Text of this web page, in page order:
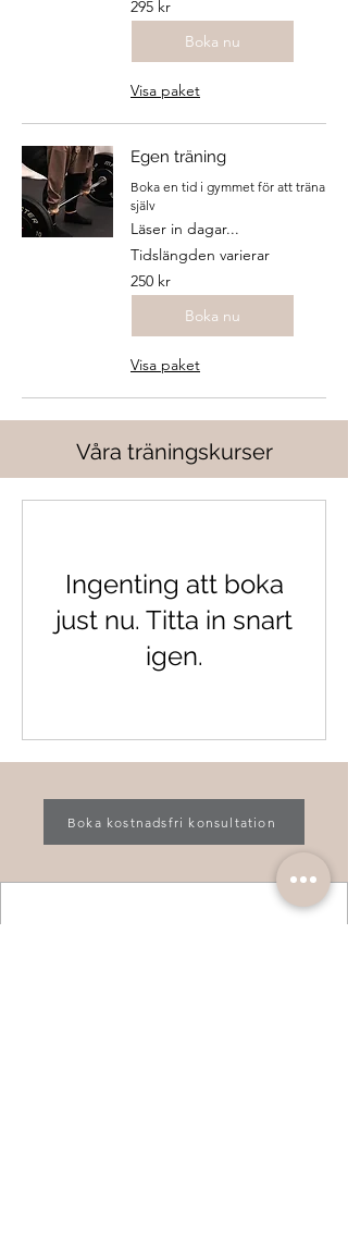
svenska
kronor
295 kr
Boka nu
Visa paket
Egen träning
Boka en tid i gymmet för att träna
själv
Läser in dagar...
Tidslängden varierar
250
svenska
kronor
250 kr
Boka nu
Visa paket
Våra träningskurser
Ingenting att boka
just nu. Titta in snart
igen.
Boka kostnadsfri konsultation